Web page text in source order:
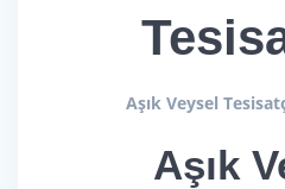
Aşık Veysel
Aşık